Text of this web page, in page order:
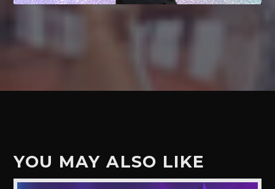
YOU MAY ALSO LIKE